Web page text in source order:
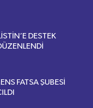
DESTEK
FATSA ŞUBESİ